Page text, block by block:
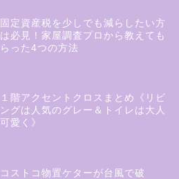
固定資産税を少しでも減らしたい方
は必見！家屋調査プロから教えても
らった4つの方法
１階アクセントクロスまとめ《リビ
ングは人気のグレー＆トイレは大人
可愛く》
コストコ物置ケターが台風で破